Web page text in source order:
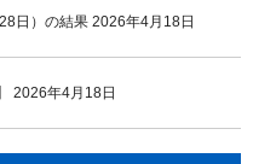
日）の結果 2026年4月18日
2026年4月18日